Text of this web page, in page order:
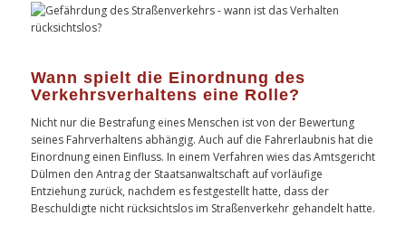
Wann spielt die Einordnung des
Verkehrsverhaltens eine Rolle?
Nicht nur die Bestrafung eines Menschen ist von der Bewertung
seines Fahrverhaltens abhängig. Auch auf die Fahrerlaubnis hat die
Einordnung einen Einfluss. In einem Verfahren wies das Amtsgericht
Dülmen den Antrag der Staatsanwaltschaft auf vorläufige
Entziehung zurück, nachdem es festgestellt hatte, dass der
Beschuldigte nicht rücksichtslos im Straßenverkehr gehandelt hatte.